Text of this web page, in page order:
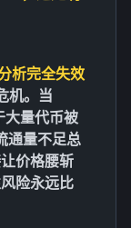
析完全失效
机。当
大量代币被
通量不足总
价格腰斩
险永远比